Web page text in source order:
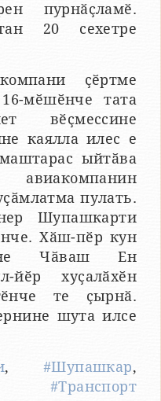
пурнӑҫламӗ.
20 сехетре
ҫӗртме
мӗшӗнче тата
вӗҫмессине
каялла илес е
ыйтӑва
пулать.
Шупашкарти
Хӑш-пӗр кун
Чӑваш Ен
йӗр хуҫалӑхӗн
те ҫырнӑ.
шута илсе
, #Шупашкар,
#Транспорт